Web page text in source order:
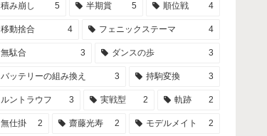
積み崩し 5 半期賞 5 順位戦 4
移動捨合 4 フェニックステーマ 4
無駄合 3 ダンスの歩 3
バッテリーの組み換え 3 持駒変換 3
ルントラウフ 3 実戦型 2 軌跡 2
無仕掛 2 齋藤光寿 2 モデルメイト 2